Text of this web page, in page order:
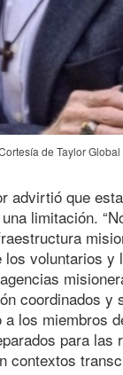
de Taylor
advirtió que
limitación.
los voluntarios y
coordinados y
los miembros
para las
contextos